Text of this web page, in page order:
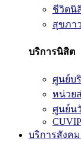
ชีวิตนิ
สุขภา
บริการนิสิต
ศูนย์บ
หน่วย
ศูนย์น
CUVIP
บริการสังคม